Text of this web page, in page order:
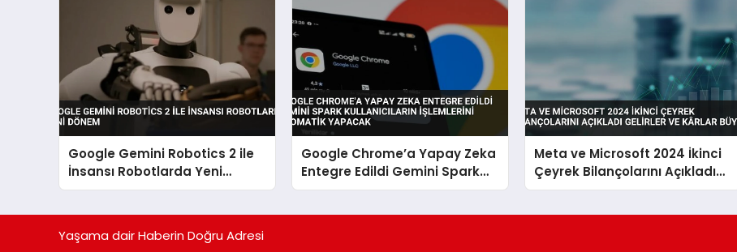
Google Gemini Robotics 2 ile
İnsansı Robotlarda Yeni
Dönem
Google Chrome’a Yapay Zeka
Entegre Edildi Gemini Spark
Kullanıcıların İşlemlerini
Meta ve Microsoft 2024 İkinci
Çeyrek Bilançolarını Açıkladı
Gelirler ve Kârlar Büyüdü
Yaşama dair Haberin Doğru Adresi